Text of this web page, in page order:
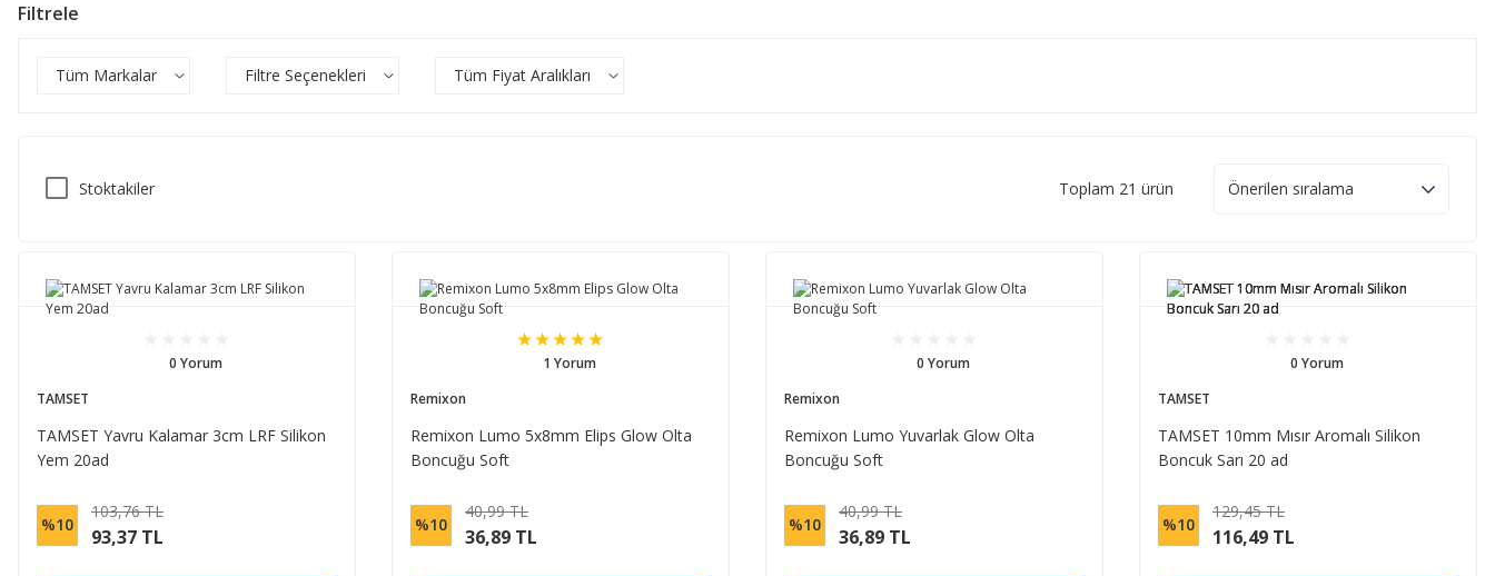
Filtrele
Tüm Markalar Filtre Seçenekleri Tüm Fiyat Aralıkları
Stoktakiler Toplam 21 ürün
0 Yorum
TAMSET
TAMSET Yavru Kalamar 3cm LRF Silikon
Yem 20ad
%10
103,76 TL
93,37 TL
1 Yorum
Remixon
Remixon Lumo 5x8mm Elips Glow Olta
Boncuğu Soft
%10
40,99 TL
36,89 TL
0 Yorum
Remixon
Remixon Lumo Yuvarlak Glow Olta
Boncuğu Soft
%10
40,99 TL
36,89 TL
0 Yorum
TAMSET
TAMSET 10mm Mısır Aromalı Silikon
Boncuk Sarı 20 ad
%10
129,45 TL
116,49 TL